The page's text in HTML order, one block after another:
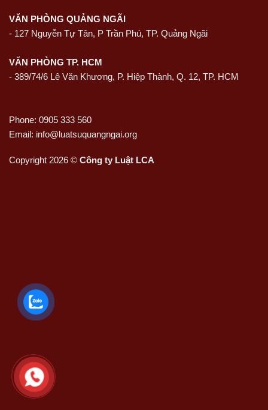
VĂN PHÒNG QUẢNG NGÃI
- 127 Nguyễn Tự Tân, P Trần Phú, TP. Quảng Ngãi
VĂN PHÒNG TP. HCM
- 389/74/6 Lê Văn Khương, P. Hiệp Thành, Q. 12, TP. HCM
Phone: 0905 333 560
Email: info@luatsuquangngai.org
Copyright 2026 © Công ty Luật LCA